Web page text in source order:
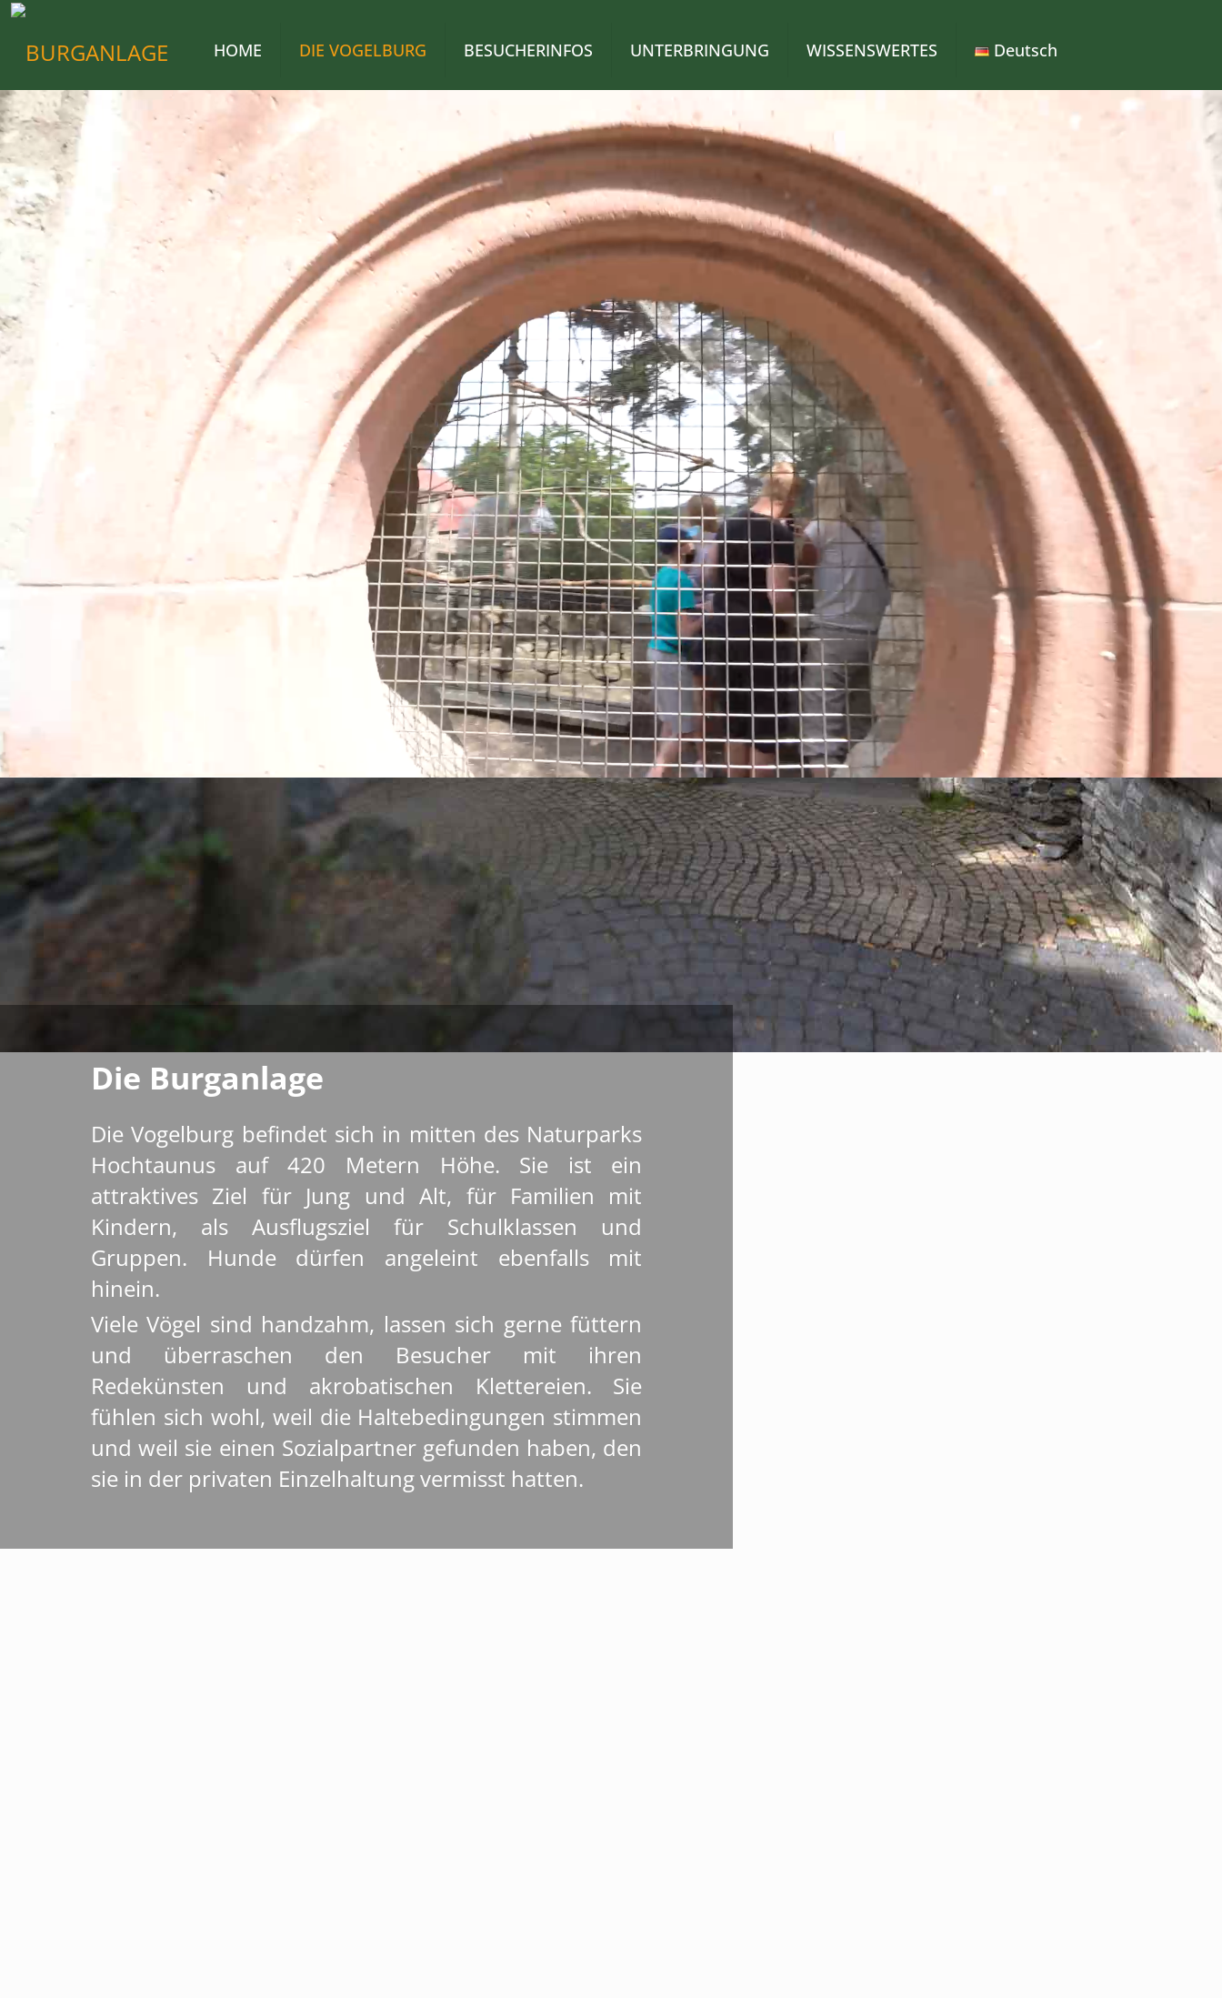
HOME DIE VOGELBURG BESUCHERINFOS UNTERBRINGUNG WISSENSWERTES Deutsch
Die Burganlage
Die Vogelburg befindet sich in mitten des Naturparks
Hochtaunus auf 420 Metern Höhe. Sie ist ein
attraktives Ziel für Jung und Alt, für Familien mit
Kindern, als Ausflugsziel für Schulklassen und
Gruppen. Hunde dürfen angeleint ebenfalls mit
hinein.
Viele Vögel sind handzahm, lassen sich gerne füttern
und überraschen den Besucher mit ihren
Redekünsten und akrobatischen Klettereien. Sie
fühlen sich wohl, weil die Haltebedingungen stimmen
und weil sie einen Sozialpartner gefunden haben, den
sie in der privaten Einzelhaltung vermisst hatten.